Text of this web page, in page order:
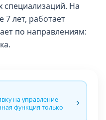
специализаций. На
лет, работает
по направлениям:
на управление
функция только